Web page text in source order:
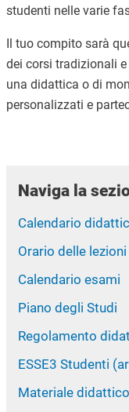
studenti nelle varie
Il tuo compito sarà
dei corsi tradizionali
una didattica o di
personalizzati e
Naviga la
Calendario
Orario delle lezioni
Calendario esami
Piano degli Studi
Regolamento
ESSE3 Studenti
Materiale didattico